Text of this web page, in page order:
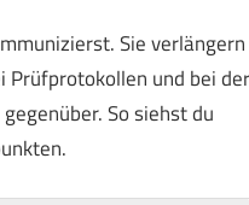
Sie verlängern
Prüfprotokollen und bei der
So siehst du